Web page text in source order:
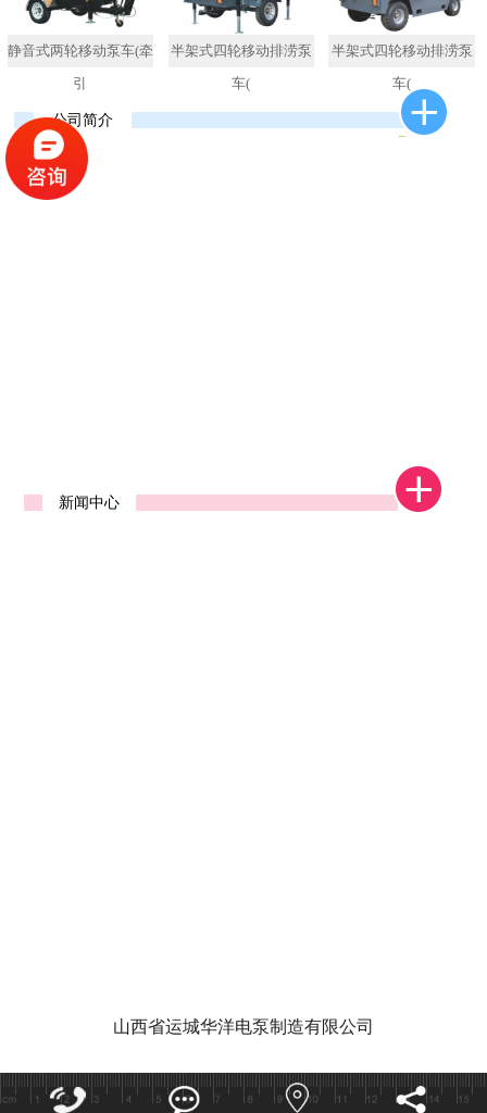
静音式两轮移动泵车(牵
引
半架式四轮移动排涝泵
车(
半架式四轮移动排涝泵
车(
公司简介
新闻中心
山西省运城华洋电泵制造有限公司